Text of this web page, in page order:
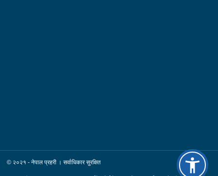
© २०२१ - नेपाल प्रहरी । सर्वाधिकार सुरक्षित